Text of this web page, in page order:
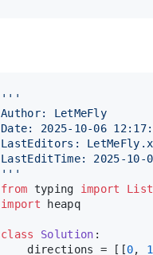
'''
Author: LetMeFly
Date: 2025-10-06
LastEditors:
LastEditTime: 2025-10-
'''
from typing import
List
import heapq
class Solution :
    directions = [[
0, 1